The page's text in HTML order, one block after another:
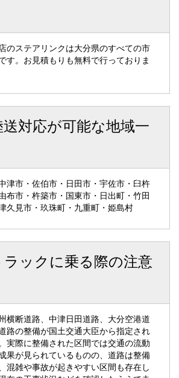
のステアリンクは大分県のすべての市
す。お見積もりも無料で行っておりま
対応が可能な地域一
津市・佐伯市・日田市・宇佐市・臼杵
布市・杵築市・国東市・日出町・竹田
久見市・玖珠町・九重町・姫島村
ラックに乗る際の注意
横断道路、中津日田道路、大分空港道
路の整備が国土交通大臣から指定され
実際に整備された区間では交通の流動
果が見られているものの、道路は整備
混雑や事故が起きやすい区間も存在し